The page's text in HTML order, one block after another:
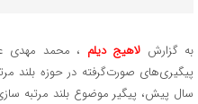
به گزارش لاهیج دیلم ، محمد مهدی
پیگیری‌های صورت‌گرفته در حوزه بلند
سال پیش، پیگیر موضوع بلند مرتبه‌